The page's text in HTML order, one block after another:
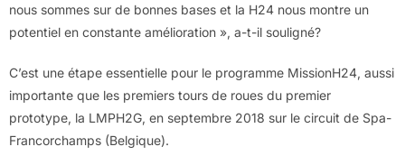
nous sommes sur de bonnes bases et la H24 nous montre un
potentiel en constante amélioration », a-t-il souligné?
C’est une étape essentielle pour le programme MissionH24, aussi
importante que les premiers tours de roues du premier
prototype, la LMPH2G, en septembre 2018 sur le circuit de Spa-
Francorchamps (Belgique).